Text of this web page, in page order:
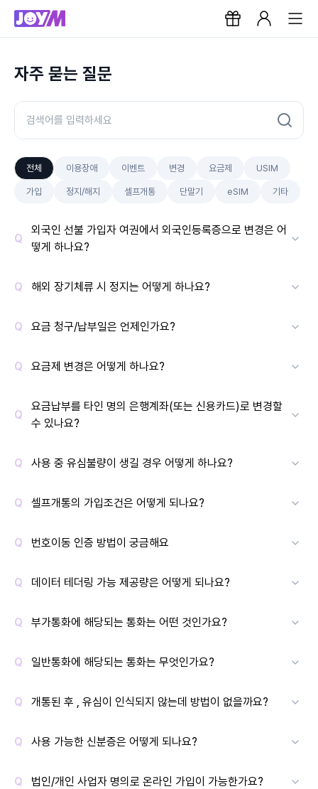
자주 묻는 질문
전체 이용장애 이벤트 변경 요금제 USIM
가입 정지/해지 셀프개통 단말기 eSIM 기타
외국인 선불 가입자 여권에서 외국인등록증으로 변경은 어
떻게 하나요?
해외 장기체류 시 정지는 어떻게 하나요?
요금 청구/납부일은 언제인가요?
요금제 변경은 어떻게 하나요?
요금납부를 타인 명의 은행계좌(또는 신용카드)로 변경할
수 있나요?
사용 중 유심불량이 생길 경우 어떻게 하나요?
셀프개통의 가입조건은 어떻게 되나요?
번호이동 인증 방법이 궁금해요
데이터 테더링 가능 제공량은 어떻게 되나요?
부가통화에 해당되는 통화는 어떤 것인가요?
일반통화에 해당되는 통화는 무엇인가요?
개통된 후 , 유심이 인식되지 않는데 방법이 없을까요?
사용 가능한 신분증은 어떻게 되나요?
법인/개인 사업자 명의로 온라인 가입이 가능한가요?